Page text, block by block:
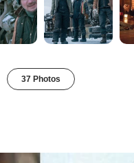
37 Photos